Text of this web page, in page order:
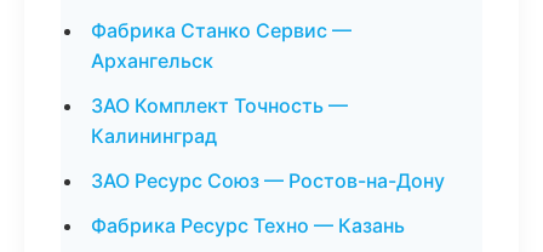
Фабрика Станко Сервис —
Архангельск
ЗАО Комплект Точность —
Калининград
ЗАО Ресурс Союз — Ростов-на-Дону
Фабрика Ресурс Техно — Казань